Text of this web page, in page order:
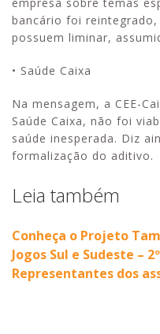
bancário foi
possuem liminar,
• Saúde Caixa
Na mensagem, a CEE-
Saúde Caixa, não foi
saúde inesperada. Diz
formalização do aditivo.
Leia também
Conheça o Projeto
Jogos Sul e Sudeste –
Representantes dos